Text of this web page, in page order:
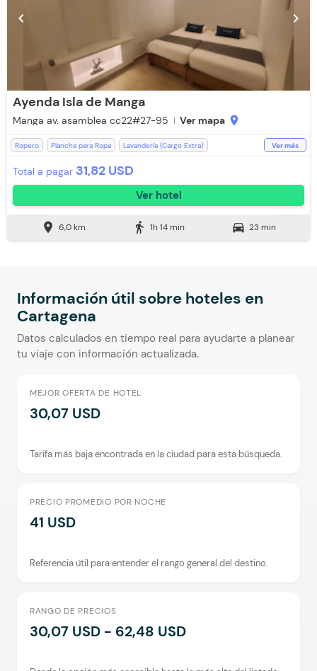
chevron_left chevron_right
Ayenda Isla de Manga
Manga av. asamblea cc22#27-95 Ver mapa location_on
Ropero Plancha para Ropa
Lavandería (Cargo Extra)
Escritorio
Estación de Café
Ver más
Total a pagar 31,82 USD
Ver hotel
location_on 6,0 km directions_walk 1h 14 min directions_car 23 min
Información útil sobre hoteles en
Cartagena
Datos calculados en tiempo real para ayudarte a planear
tu viaje con información actualizada.
MEJOR OFERTA DE HOTEL
30,07 USD
Tarifa más baja encontrada en la ciudad para esta búsqueda.
PRECIO PROMEDIO POR NOCHE
41 USD
Referencia útil para entender el rango general del destino.
RANGO DE PRECIOS
30,07 USD - 62,48 USD